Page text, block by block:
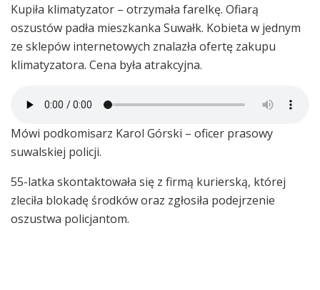
Kupiła klimatyzator – otrzymała farelkę. Ofiarą
oszustów padła mieszkanka Suwałk. Kobieta w jednym
ze sklepów internetowych znalazła ofertę zakupu
klimatyzatora. Cena była atrakcyjna.
Mówi podkomisarz Karol Górski – oficer prasowy
suwalskiej policji.
55-latka skontaktowała się z firmą kurierską, której
zleciła blokadę środków oraz zgłosiła podejrzenie
oszustwa policjantom.